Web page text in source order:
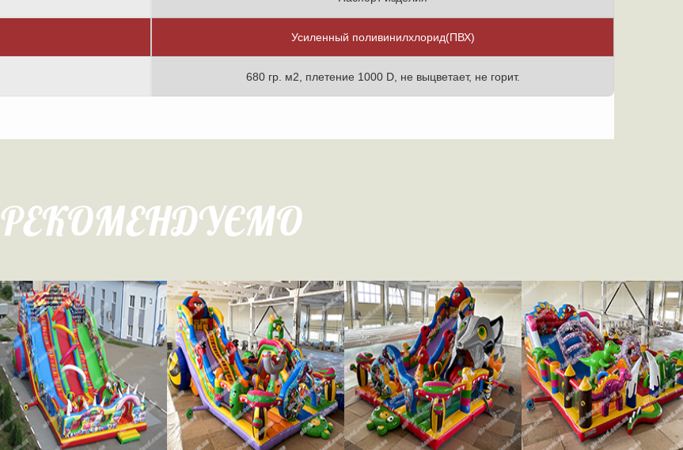
Усиленный поливинилхлорид(ПВХ)
680 гр. м2, плетение 1000 D, не выцветает, не горит.
РЕКОМЕНДУЄМО